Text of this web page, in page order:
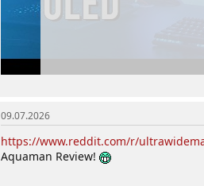
09.07.2026
https://www.reddit.com/r/
Aquaman Review!